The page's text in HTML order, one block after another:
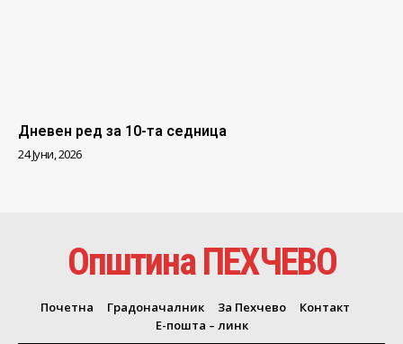
Дневен ред за 10-та седница
24 Јуни, 2026
Општина ПЕХЧЕВО
Почетна Градоначалник За Пехчево
Контакт
Е-пошта – линк